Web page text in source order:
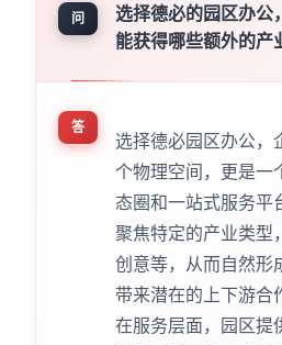
问
选择德必的园区办公
能获得哪些额外的产
答
选择德必园区办公，
个物理空间，更是一
态圈和一站式服务平
聚焦特定的产业类型
创意等，从而自然形
带来潜在的上下游合
在服务层面，园区提